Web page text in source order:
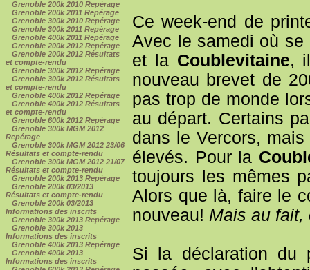
Grenoble 200k 2010 Repérage
Grenoble 200k 2011 Repérage
Grenoble 300k 2010 Repérage
Grenoble 300k 2011 Repérage
Grenoble 400k 2011 Repérage
Grenoble 200k 2012 Repérage
Grenoble 200k 2012 Résultats
et compte-rendu
Grenoble 300k 2012 Repérage
Grenoble 300k 2012 Résultats
et compte-rendu
Grenoble 400k 2012 Repérage
Grenoble 400k 2012 Résultats
et compte-rendu
Grenoble 600k 2012 Repérage
Grenoble 300k MGM 2012
Repérage
Grenoble 300k MGM 2012 23/06
Résultats et compte-rendu
Grenoble 300k MGM 2012 21/07
Résultats et compte-rendu
Grenoble 200k 2013 Repérage
Grenoble 200k 03/2013
Résultats et compte-rendu
Grenoble 200k 03/2013
Informations des inscrits
Grenoble 300k 2013 Repérage
Grenoble 300k 2013
Informations des inscrits
Grenoble 400k 2013 Repérage
Grenoble 400k 2013
Informations des inscrits
Ce week-end de
Avec le samedi où se
et la Coublevitaine,
nouveau brevet de
pas trop de monde
au départ. Certains
dans le Vercors,
élevés. Pour la
toujours les mêmes
Alors que là, faire le
nouveau! Mais au fait,
Si la déclaration du